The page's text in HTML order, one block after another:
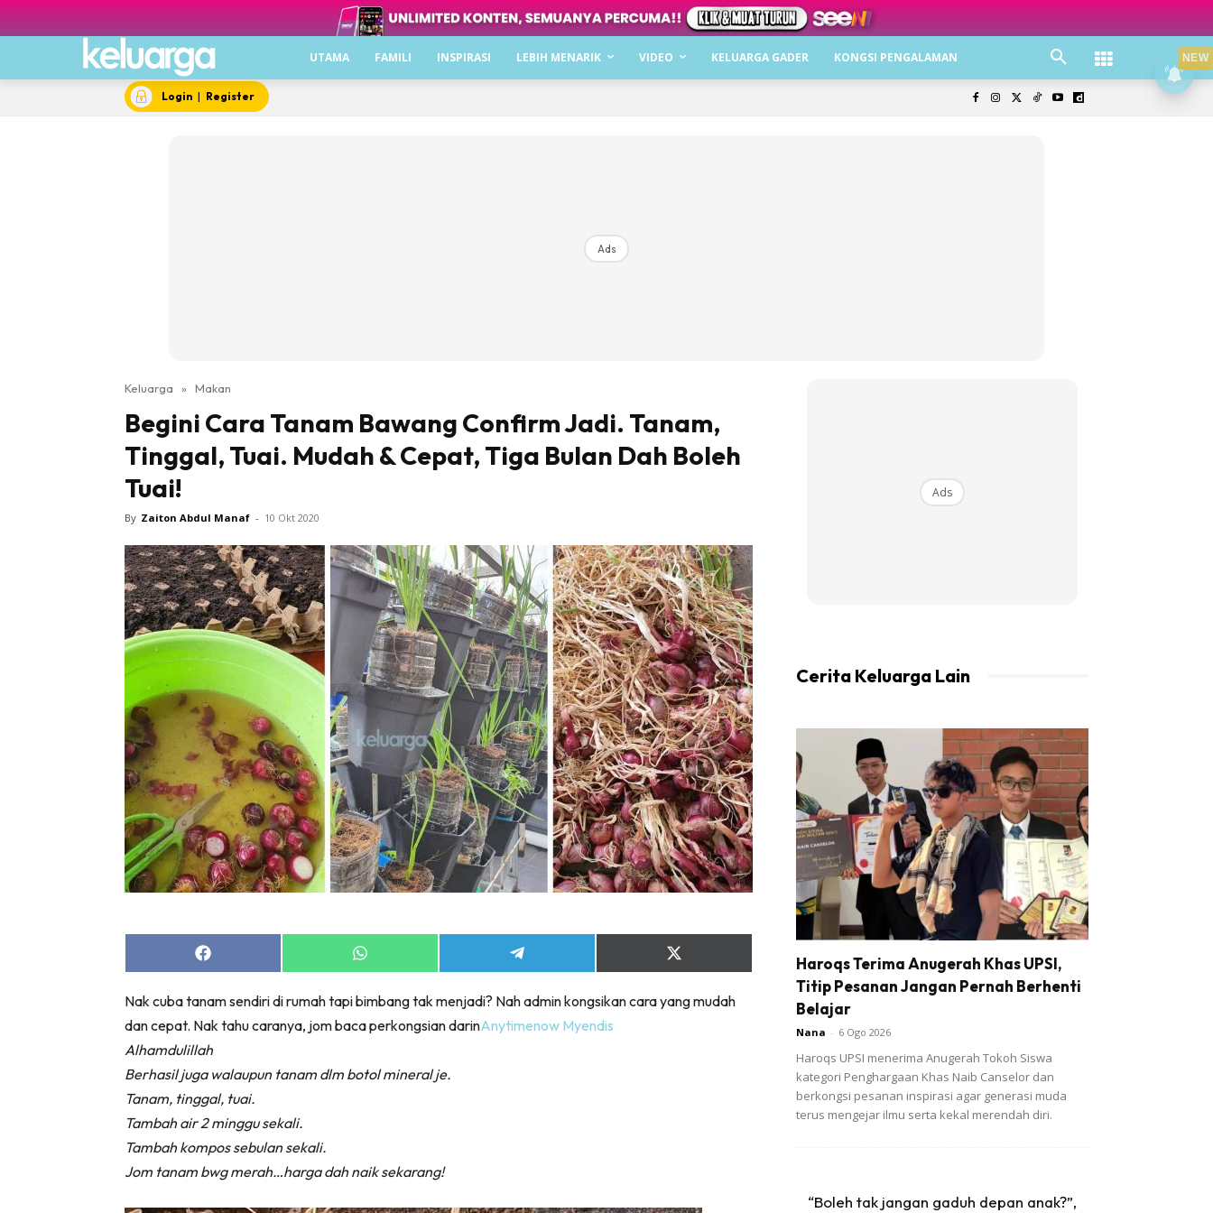
UTAMA FAMILI INSPIRASI LEBIH MENARIK VIDEO KELUARGA GADER KONGSI PENGALAMAN
Login | Register
Ads
Keluarga » Makan
Begini Cara Tanam Bawang Confirm Jadi. Tanam,
Tinggal, Tuai. Mudah & Cepat, Tiga Bulan Dah Boleh
Tuai!
By Zaiton Abdul Manaf - 10 Okt 2020
Share
on
Share
on
Share
on
Share
on
(Twitter)
Nak cuba tanam sendiri di rumah tapi bimbang tak menjadi? Nah admin kongsikan cara yang mudah
dan cepat. Nak tahu caranya, jom baca perkongsian darinAnytimenow Myendis
Alhamdulillah
Berhasil juga walaupun tanam dlm botol mineral je.
Tanam, tinggal, tuai.
Tambah air 2 minggu sekali.
Tambah kompos sebulan sekali.
Jom tanam bwg merah…harga dah naik sekarang!
Ads
Cerita Keluarga Lain
Haroqs Terima Anugerah Khas UPSI,
Titip Pesanan Jangan Pernah Berhenti
Belajar
Nana - 6 Ogo 2026
Haroqs UPSI menerima Anugerah Tokoh Siswa
kategori Penghargaan Khas Naib Canselor dan
berkongsi pesanan inspirasi agar generasi muda
terus mengejar ilmu serta kekal merendah diri.
“Boleh tak jangan gaduh depan anak?”,
NEW